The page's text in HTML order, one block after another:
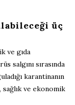
üç
ve gıda
salgını sırasında
karantinanın
sağlık ve ekonomik